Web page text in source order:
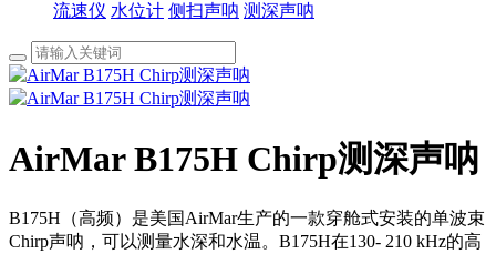
流速仪 水位计 侧扫声呐 测深声呐
AirMar B175H Chirp测深声呐
B175H（高频）是美国AirMar生产的一款穿舱式安装的单波束
Chirp声呐，可以测量水深和水温。B175H在130- 210 kHz的高